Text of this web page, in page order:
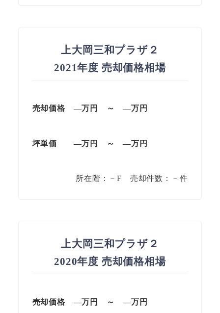
上大岡三和プラザ２
2021年度 売却価格相場
売却価格 —万円 ～ —万円
坪単価 —万円 ～ —万円
所在階：－F 売却件数：－件
上大岡三和プラザ２
2020年度 売却価格相場
売却価格 —万円 ～ —万円